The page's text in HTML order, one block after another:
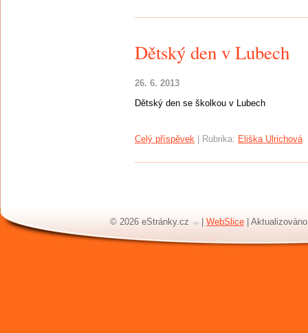
Dětský den v Lubech
26. 6. 2013
Dětský den se školkou v Lubech
Celý příspěvek Rubrika: Eliška Ulrichová
© 2026 eStránky.cz WebSlice